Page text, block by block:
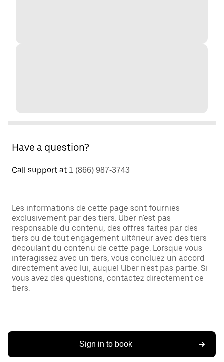
Have a question?
Call support at 1 (866) 987-3743
Les informations de cette page sont fournies
exclusivement par des tiers. Uber n'est pas
responsable du contenu, des offres faites par des
tiers ou de tout engagement ultérieur avec des tiers
découlant du contenu de cette page. Lorsque vous
interagissez avec un tiers, vous concluez un accord
directement avec lui, auquel Uber n'est pas partie. Si
vous avez des questions, contactez directement ce
tiers.
Sign in to book